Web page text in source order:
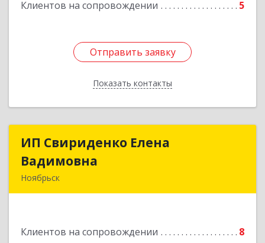
Клиентов на сопровождении 5
Отправить заявку
Показать контакты
Отправить заявку
Назад
ИП Свириденко Елена
Вадимовна
Ноябрьск
Клиентов на сопровождении 8
ИП Свириденко Елена
Подробнее